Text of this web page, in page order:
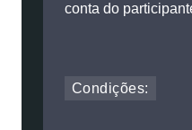
conta do
Condições: